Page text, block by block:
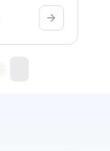
arrow_forward